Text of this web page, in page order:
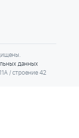
данных
/ строение 42